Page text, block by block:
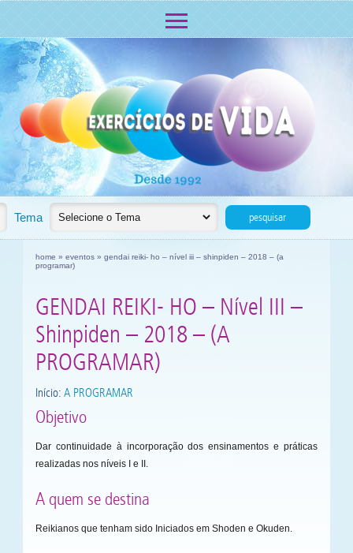
Eventos
Tema pesquisar
home » eventos» gendai reiki- ho – nível iii – shinpiden – 2018 – (a
programar)
GENDAI REIKI- HO – Nível III –
Shinpiden – 2018 – (A
PROGRAMAR)
Início: A PROGRAMAR
Objetivo
Dar continuidade à incorporação dos ensinamentos e práticas
realizadas nos níveis I e II.
A quem se destina
Reikianos que tenham sido Iniciados em Shoden e Okuden.